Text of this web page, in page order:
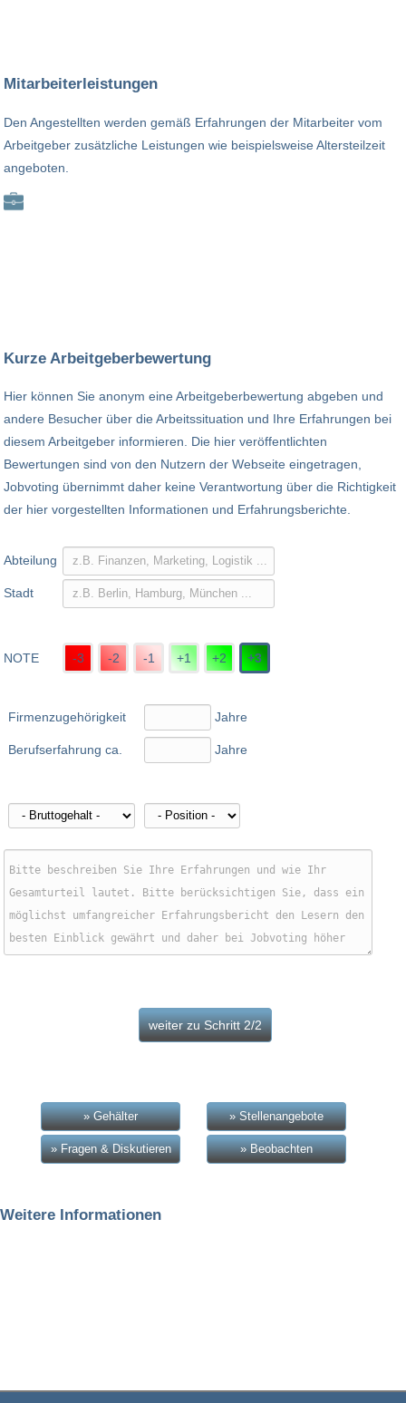
Mitarbeiterleistungen
Den Angestellten werden gemäß Erfahrungen der Mitarbeiter vom
Arbeitgeber zusätzliche Leistungen wie beispielsweise Altersteilzeit
angeboten.
Kurze Arbeitgeberbewertung
Hier können Sie anonym eine Arbeitgeberbewertung abgeben und
andere Besucher über die Arbeitssituation und Ihre Erfahrungen bei
diesem Arbeitgeber informieren. Die hier veröffentlichten
Bewertungen sind von den Nutzern der Webseite eingetragen,
Jobvoting übernimmt daher keine Verantwortung über die Richtigkeit
der hier vorgestellten Informationen und Erfahrungsberichte.
Abteilung
Stadt
NOTE -3 -2 -1 +1 +2 +3
Firmenzugehörigkeit
Berufserfahrung ca.
Jahre
Jahre
» Gehälter » Stellenangebote
» Fragen & Diskutieren » Beobachten
Weitere Informationen